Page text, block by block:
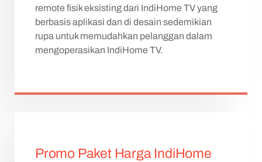
remote fisik eksisting dari IndiHome TV yang
berbasis aplikasi dan di desain sedemikian
rupa untuk memudahkan pelanggan dalam
mengoperasikan IndiHome TV.
Promo Paket Harga IndiHome